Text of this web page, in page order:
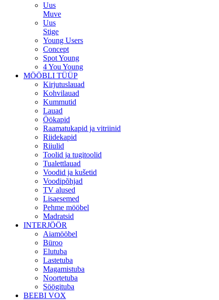
Uus
Muve
Uus
Stige
Young Users
Concept
Spot Young
4 You Young
MÖÖBLI TÜÜP
Kirjutuslauad
Kohvilauad
Kummutid
Lauad
Öökapid
Raamatukapid ja vitriinid
Riidekapid
Riiulid
Toolid ja tugitoolid
Tualettlauad
Voodid ja kušetid
Voodipõhjad
TV alused
Lisaesemed
Pehme mööbel
Madratsid
INTERJÖÖR
Aiamööbel
Büroo
Elutuba
Lastetuba
Magamistuba
Noortetuba
Söögituba
BEEBI VOX